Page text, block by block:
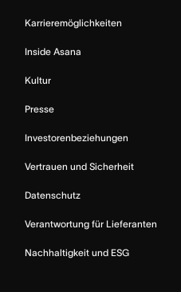
Karrieremöglichkeiten
Inside Asana
Kultur
Presse
Investorenbeziehungen
Vertrauen und Sicherheit
Datenschutz
Verantwortung für Lieferanten
Nachhaltigkeit und ESG